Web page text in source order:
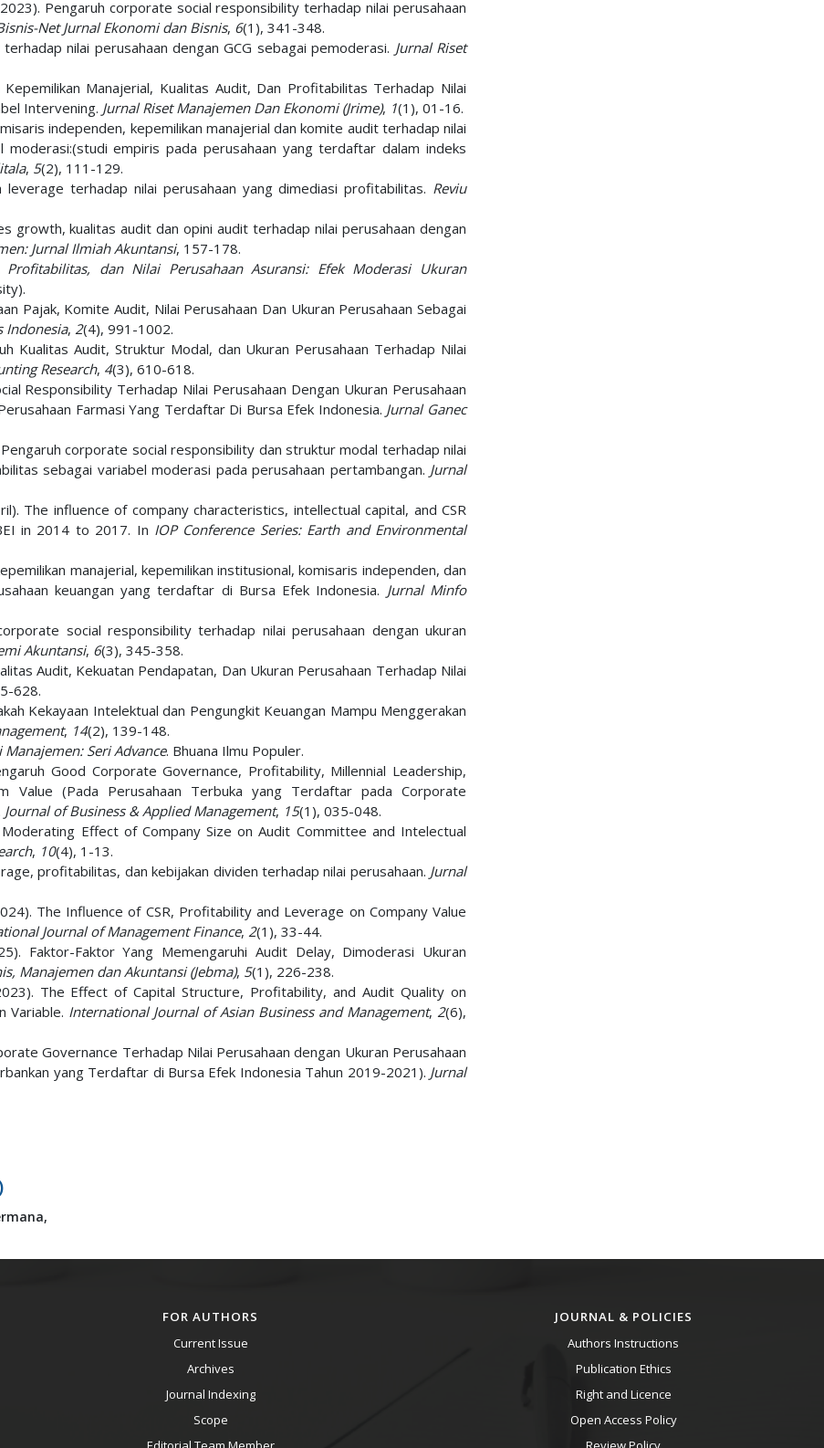
Pengaruh corporate social responsibility terhadap nilai perusahaan
Net Jurnal Ekonomi dan Bisnis, 6(1), 341-348.
nilai perusahaan dengan GCG sebagai pemoderasi. Jurnal Riset
Manajerial, Kualitas Audit, Dan Profitabilitas Terhadap Nilai
Intervening. Jurnal Riset Manajemen Dan Ekonomi (Jrime), 1(1), 01-16.
independen, kepemilikan manajerial dan komite audit terhadap nilai
moderasi:(studi empiris pada perusahaan yang terdaftar dalam indeks
, 5(2), 111-129.
terhadap nilai perusahaan yang dimediasi profitabilitas. Reviu
growth, kualitas audit dan opini audit terhadap nilai perusahaan dengan
Jurnal Ilmiah Akuntansi, 157-178.
Profitabilitas, dan Nilai Perusahaan Asuransi: Efek Moderasi Ukuran
Pajak, Komite Audit, Nilai Perusahaan Dan Ukuran Perusahaan Sebagai
Indonesia, 2(4), 991-1002.
Kualitas Audit, Struktur Modal, dan Ukuran Perusahaan Terhadap Nilai
Research, 4(3), 610-618.
Responsibility Terhadap Nilai Perusahaan Dengan Ukuran Perusahaan
Farmasi Yang Terdaftar Di Bursa Efek Indonesia. Jurnal Ganec
Pengaruh corporate social responsibility dan struktur modal terhadap nilai
sebagai variabel moderasi pada perusahaan pertambangan. Jurnal
The influence of company characteristics, intellectual capital, and CSR
in 2014 to 2017. In IOP Conference Series: Earth and Environmental
manajerial, kepemilikan institusional, komisaris independen, dan
keuangan yang terdaftar di Bursa Efek Indonesia. Jurnal Minfo
social responsibility terhadap nilai perusahaan dengan ukuran
Akuntansi, 6(3), 345-358.
Audit, Kekuatan Pendapatan, Dan Ukuran Perusahaan Terhadap Nilai
628.
Kekayaan Intelektual dan Pengungkit Keuangan Mampu Menggerakan
, 14(2), 139-148.
Seri Advance. Bhuana Ilmu Populer.
Good Corporate Governance, Profitability, Millennial Leadership,
Value (Pada Perusahaan Terbuka yang Terdaftar pada Corporate
Journal of Business & Applied Management, 15(1), 035-048.
Effect of Company Size on Audit Committee and Intelectual
, 10(4), 1-13.
profitabilitas, dan kebijakan dividen terhadap nilai perusahaan. Jurnal
The Influence of CSR, Profitability and Leverage on Company Value
Journal of Management Finance, 2(1), 33-44.
Faktor-Faktor Yang Memengaruhi Audit Delay, Dimoderasi Ukuran
Manajemen dan Akuntansi (Jebma), 5(1), 226-238.
The Effect of Capital Structure, Profitability, and Audit Quality on
Variable. International Journal of Asian Business and Management, 2(6),
Governance Terhadap Nilai Perusahaan dengan Ukuran Perusahaan
yang Terdaftar di Bursa Efek Indonesia Tahun 2019-2021). Jurnal
FOR AUTHORS
Current Issue
Archives
Journal Indexing
Scope
JOURNAL & POLICIES
Authors Instructions
Publication Ethics
Right and Licence
Open Access Policy